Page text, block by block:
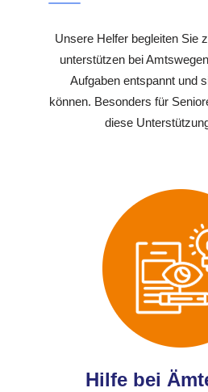
Unsere Helfer begleiten Sie
unterstützen bei
Aufgaben entspannt und
können. Besonders für
diese
Hilfe bei